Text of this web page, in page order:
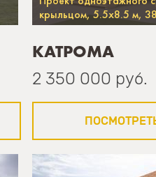
крыльцом, 5.5х8.5 м,
КАТРОМА
2 350 000 руб.